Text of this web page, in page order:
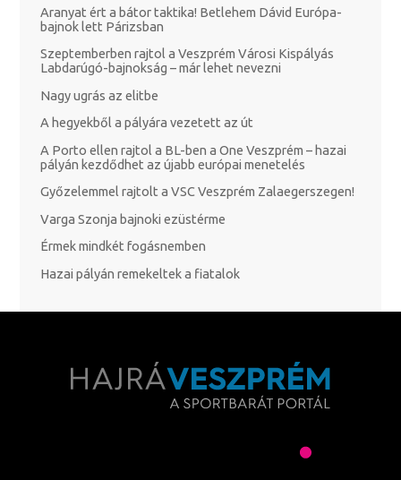
Aranyat ért a bátor taktika! Betlehem Dávid Európa-
bajnok lett Párizsban
Szeptemberben rajtol a Veszprém Városi Kispályás
Labdarúgó-bajnokság – már lehet nevezni
Nagy ugrás az elitbe
A hegyekből a pályára vezetett az út
A Porto ellen rajtol a BL-ben a One Veszprém – hazai
pályán kezdődhet az újabb európai menetelés
Győzelemmel rajtolt a VSC Veszprém Zalaegerszegen!
Varga Szonja bajnoki ezüstérme
Érmek mindkét fogásnemben
Hazai pályán remekeltek a fiatalok